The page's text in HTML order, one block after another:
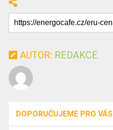
AUTOR: REDAKCE
DOPORUČUJEME PRO VÁS